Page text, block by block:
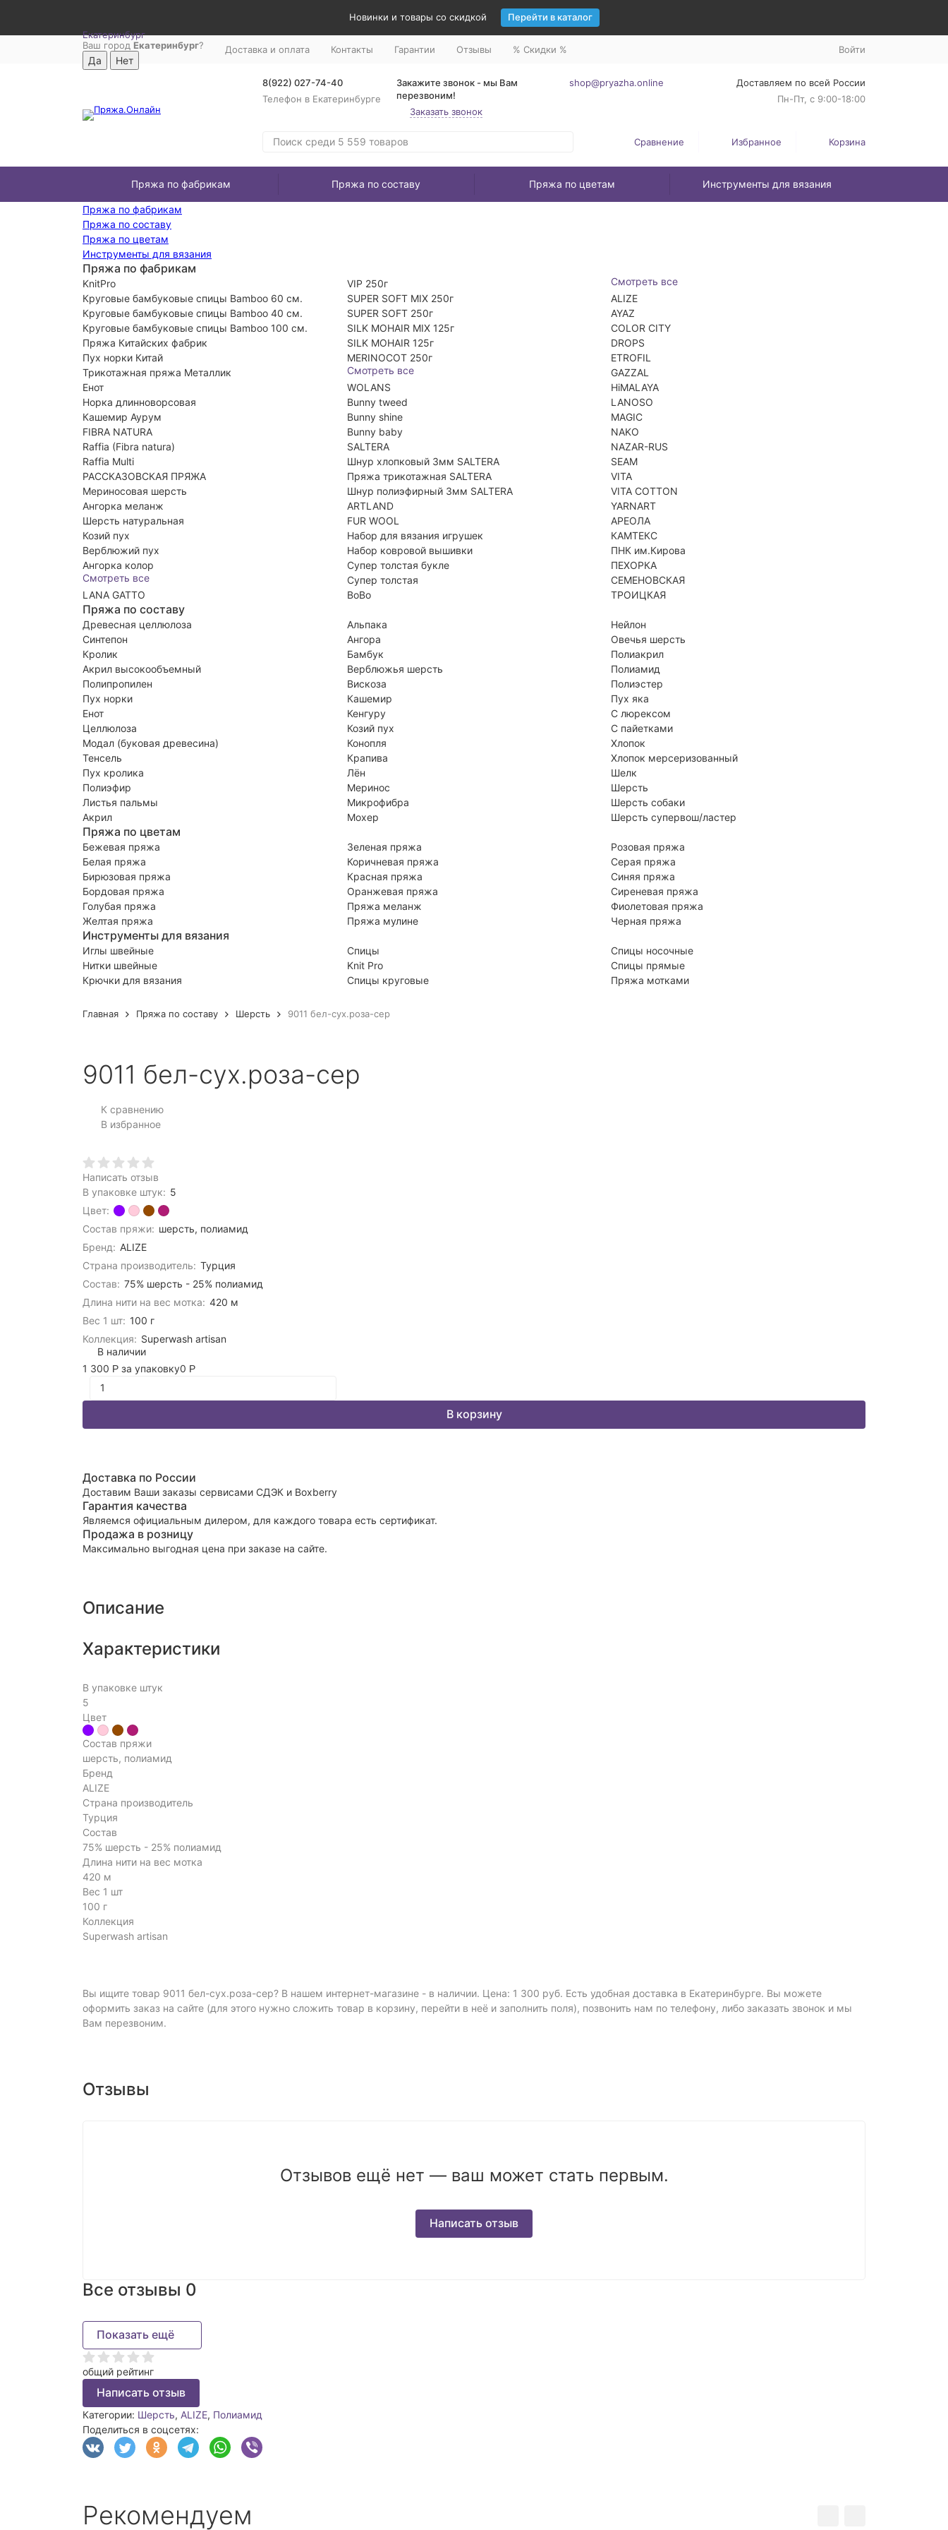
Новинки и товары со скидкой
Перейти в каталог
Екатеринбург
Ваш город Екатеринбург? Доставка и оплата Контакты Гарантии Отзывы % Скидки % Войти
8(922) 027-74-40
Телефон в Екатеринбурге
Закажите звонок - мы Вам
перезвоним!
Заказать звонок
shop@pryazha.online
Доставляем по всей России
Пн-Пт, с 9:00-18:00
Сравнение Избранное Корзина
Пряжа по фабрикам Пряжа по составу Пряжа по цветам Инструменты для вязания
Пряжа по фабрикам
Пряжа по составу
Пряжа по цветам
Инструменты для вязания
Пряжа по фабрикам
KnitPro
Круговые бамбуковые спицы Bamboo 60 см.
Круговые бамбуковые спицы Bamboo 40 см.
Круговые бамбуковые спицы Bamboo 100 см.
Пряжа Китайских фабрик
Пух норки Китай
Трикотажная пряжа Металлик
Енот
Норка длинноворсовая
Кашемир Аурум
FIBRA NATURA
Raffia (Fibra natura)
Raffia Multi
РАССКАЗОВСКАЯ ПРЯЖА
Мериносовая шерсть
Ангорка меланж
Шерсть натуральная
Козий пух
Верблюжий пух
Ангорка колор
Смотреть все
LANA GATTO
VIP 250г
SUPER SOFT MIX 250г
SUPER SOFT 250г
SILK MOHAIR MIX 125г
SILK MOHAIR 125г
MERINOCOT 250г
Смотреть все
WOLANS
Bunny tweed
Bunny shine
Bunny baby
SALTERA
Шнур хлопковый 3мм SALTERA
Пряжа трикотажная SALTERA
Шнур полиэфирный 3мм SALTERA
ARTLAND
FUR WOOL
Набор для вязания игрушек
Набор ковровой вышивки
Супер толстая букле
Супер толстая
BoBo
Смотреть все
ALIZE
AYAZ
COLOR CITY
DROPS
ETROFIL
GAZZAL
HiMALAYA
LANOSO
MAGIC
NAKO
NAZAR-RUS
SEAM
VITA
VITA COTTON
YARNART
АРЕОЛА
КАМТЕКС
ПНК им.Кирова
ПЕХОРКА
СЕМЕНОВСКАЯ
ТРОИЦКАЯ
Пряжа по составу
Древесная целлюлоза
Синтепон
Кролик
Акрил высокообъемный
Полипропилен
Пух норки
Енот
Целлюлоза
Модал (буковая древесина)
Тенсель
Пух кролика
Полиэфир
Листья пальмы
Акрил
Альпака
Ангора
Бамбук
Верблюжья шерсть
Вискоза
Кашемир
Кенгуру
Козий пух
Конопля
Крапива
Лён
Меринос
Микрофибра
Мохер
Нейлон
Овечья шерсть
Полиакрил
Полиамид
Полиэстер
Пух яка
С люрексом
С пайетками
Хлопок
Хлопок мерсеризованный
Шелк
Шерсть
Шерсть собаки
Шерсть супервош/ластер
Пряжа по цветам
Бежевая пряжа
Белая пряжа
Бирюзовая пряжа
Бордовая пряжа
Голубая пряжа
Желтая пряжа
Зеленая пряжа
Коричневая пряжа
Красная пряжа
Оранжевая пряжа
Пряжа меланж
Пряжа мулине
Розовая пряжа
Серая пряжа
Синяя пряжа
Сиреневая пряжа
Фиолетовая пряжа
Черная пряжа
Инструменты для вязания
Иглы швейные
Нитки швейные
Крючки для вязания
Спицы
Knit Pro
Спицы круговые
Спицы носочные
Спицы прямые
Пряжа мотками
Главная Пряжа по составу Шерсть 9011 бел-сух.роза-сер
9011 бел-сух.роза-сер
К сравнению
В избранное
Написать отзыв
В упаковке штук: 5
Цвет:
Состав пряжи: шерсть, полиамид
Бренд: ALIZE
Страна производитель: Турция
Состав: 75% шерсть - 25% полиамид
Длина нити на вес мотка: 420 м
Вес 1 шт: 100 г
Коллекция: Superwash artisan
В наличии
1 300 Р за упаковку0 Р
В корзину
Доставка по России
Доставим Ваши заказы сервисами СДЭК и Boxberry
Гарантия качества
Являемся официальным дилером, для каждого товара есть сертификат.
Продажа в розницу
Максимально выгодная цена при заказе на сайте.
Описание
Характеристики
В упаковке штук
5
Цвет
Состав пряжи
шерсть, полиамид
Бренд
ALIZE
Страна производитель
Турция
Состав
75% шерсть - 25% полиамид
Длина нити на вес мотка
420 м
Вес 1 шт
100 г
Коллекция
Superwash artisan
Вы ищите товар 9011 бел-сух.роза-сер? В нашем интернет-магазине - в наличии. Цена: 1 300 руб. Есть удобная доставка в Екатеринбурге. Вы можете
оформить заказ на сайте (для этого нужно сложить товар в корзину, перейти в неё и заполнить поля), позвонить нам по телефону, либо заказать звонок и мы
Вам перезвоним.
Отзывы
Отзывов ещё нет — ваш может стать первым.
Написать отзыв
Все отзывы 0
Показать ещё
общий рейтинг
Написать отзыв
Категории: Шерсть, ALIZE, Полиамид
Поделиться в соцсетях:
Рекомендуем